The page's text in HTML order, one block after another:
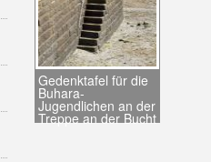
Gedenktafel für die
Buhara-
Jugendlichen an der
Treppe an der Bucht